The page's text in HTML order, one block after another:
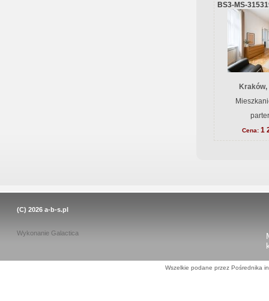
BS3-MS-
Cena: 1
(C) 2026 a-b-s.pl
Wykonanie Galactica
Wszelkie podane przez Pośrednika